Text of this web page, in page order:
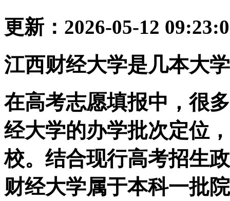
更新：2026-05-12
江西财经大学是几本大
在高考志愿填报中，很
经大学的办学批次定位
校。结合现行高考招生
财经大学属于本科一批